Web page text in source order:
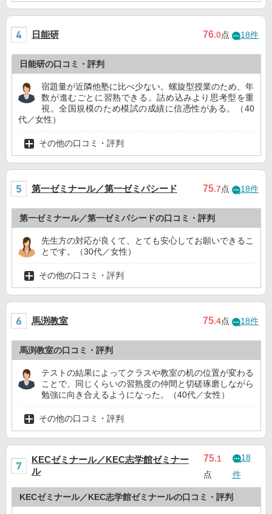
日能研 76.0点 18件
日能研の口コミ・評判
宿題量が近隣他塾に比べ少ない。螺旋型授業のため、年
数が進むごとに習熟できる。詰め込みより思考型を重
視。全国規模のため模試の成績に信憑性がある。（40
代／女性）
その他の口コミ・評判
第一ゼミナール／第一ゼミパシード 75.7点 18件
第一ゼミナール／第一ゼミパシードの口コミ・評判
先生方の対応が良くて、とても安心してお願いできるこ
とです。（30代／女性）
その他の口コミ・評判
馬渕教室 75.4点 18件
馬渕教室の口コミ・評判
テストの結果によってクラスや教室の机の位置が変わる
ことで、同じくらいの習熟度の仲間と切磋琢磨しながら
勉強に向き合えるようになった。（40代／女性）
その他の口コミ・評判
KECゼミナール／KEC志学館ゼミナー
ル
75.1
点
18
件
KECゼミナール／KEC志学館ゼミナールの口コミ・評判